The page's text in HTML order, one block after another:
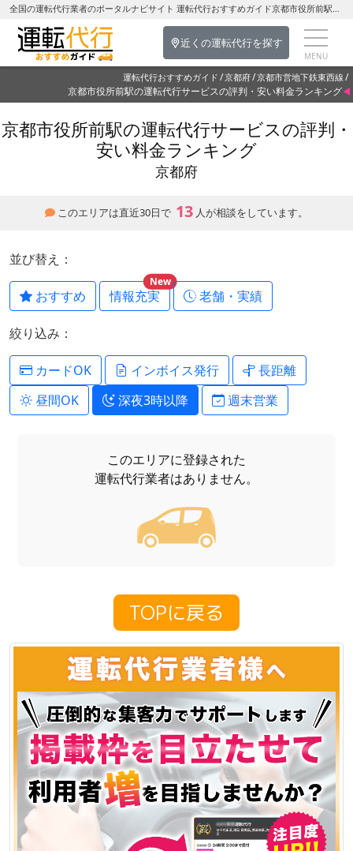
全国の運転代行業者のポータルナビサイト 運転代行おすすめガイド京都市役所前駅の運転代行を探す-京都府の運転代行
近くの運転代行を探す
運転代行おすすめガイド 京都府 京都市営地下鉄東西線
京都市役所前駅の運転代行サービスの評判・安い料金ランキング
京都市役所前駅の運転代行サービスの評判・
安い料金ランキング
京都府
このエリアは直近30日で 13 人が相談をしています。
並び替え：
おすすめ 情報充実
New
老舗・実績
絞り込み：
カードOK インボイス発行
長距離
昼間OK
深夜3時以降 週末営業
このエリアに登録された
運転代行業者はありません。
TOPに戻る